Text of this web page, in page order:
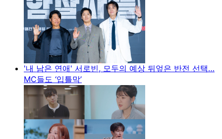
'내 남은 연애' 서로빈, 모두의 예상 뒤엎은 반전 선택…
MC들도 ‘입틀막’